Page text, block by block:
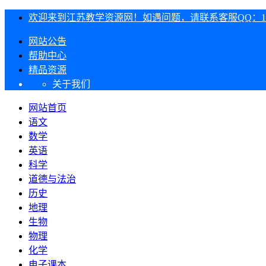
欢迎来到江苏教学资源网！如遇问题，请联系客服QQ：
网站公告
帮助中心
精品资源
关于我们
网站首页
语文
数学
英语
科学
道德与法治
历史
地理
生物
物理
化学